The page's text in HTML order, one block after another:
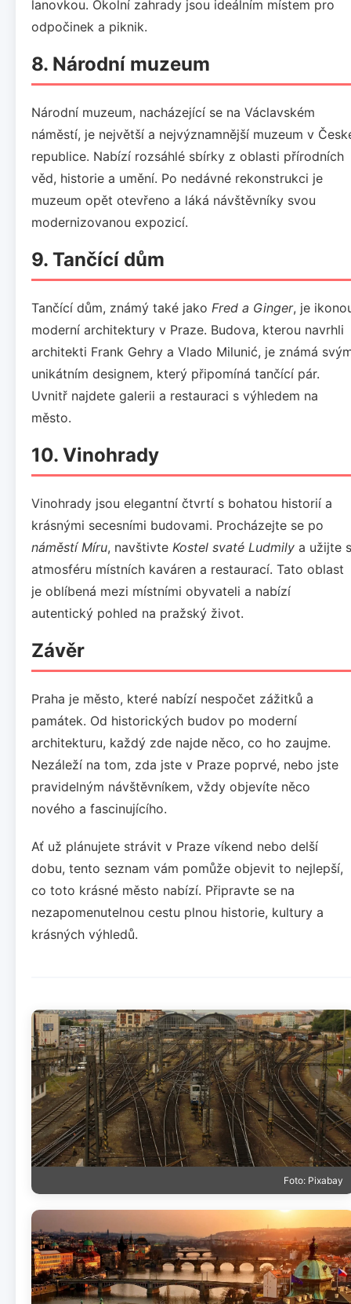
lanovkou. Okolní zahrady jsou ideálním místem pro
odpočinek a piknik.
8. Národní muzeum
Národní muzeum, nacházející se na Václavském
náměstí, je největší a nejvýznamnější muzeum v
republice. Nabízí rozsáhlé sbírky z oblasti přírodních
věd, historie a umění. Po nedávné rekonstrukci je
muzeum opět otevřeno a láká návštěvníky svou
modernizovanou expozicí.
9. Tančící dům
Tančící dům, známý také jako Fred a Ginger, je
moderní architektury v Praze. Budova, kterou navrhli
architekti Frank Gehry a Vlado Milunić, je známá
unikátním designem, který připomíná tančící pár.
Uvnitř najdete galerii a restauraci s výhledem na
město.
10. Vinohrady
Vinohrady jsou elegantní čtvrtí s bohatou historií a
krásnými secesními budovami. Procházejte se po
náměstí Míru, navštivte Kostel svaté Ludmily a užijte
atmosféru místních kaváren a restaurací. Tato oblast
je oblíbená mezi místními obyvateli a nabízí
autentický pohled na pražský život.
Závěr
Praha je město, které nabízí nespočet zážitků a
památek. Od historických budov po moderní
architekturu, každý zde najde něco, co ho zaujme.
Nezáleží na tom, zda jste v Praze poprvé, nebo jste
pravidelným návštěvníkem, vždy objevíte něco
nového a fascinujícího.
Ať už plánujete strávit v Praze víkend nebo delší
dobu, tento seznam vám pomůže objevit to nejlepší,
co toto krásné město nabízí. Připravte se na
nezapomenutelnou cestu plnou historie, kultury a
krásných výhledů.
Foto: Pixabay